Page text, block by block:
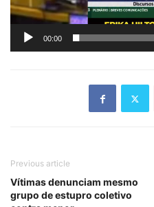
00:00
Previous article
Vítimas denunciam mesmo
grupo de estupro coletivo